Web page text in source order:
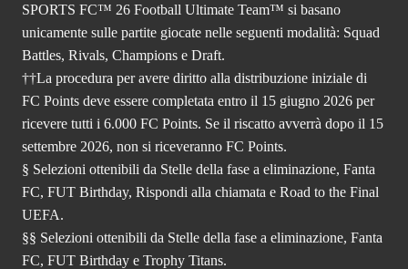
SPORTS FC™ 26 Football Ultimate Team™ si basano
unicamente sulle partite giocate nelle seguenti modalità: Squad
Battles, Rivals, Champions e Draft.
††La procedura per avere diritto alla distribuzione iniziale di
FC Points deve essere completata entro il 15 giugno 2026 per
ricevere tutti i 6.000 FC Points. Se il riscatto avverrà dopo il 15
settembre 2026, non si riceveranno FC Points.
§ Selezioni ottenibili da Stelle della fase a eliminazione, Fanta
FC, FUT Birthday, Rispondi alla chiamata e Road to the Final
UEFA.
§§ Selezioni ottenibili da Stelle della fase a eliminazione, Fanta
FC, FUT Birthday e Trophy Titans.